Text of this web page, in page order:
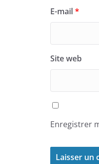
E-mail*
Site web
Enregistrer